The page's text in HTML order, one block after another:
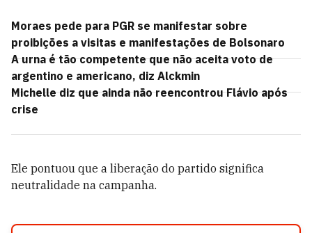
Moraes pede para PGR se manifestar sobre
proibições a visitas e manifestações de Bolsonaro
A urna é tão competente que não aceita voto de
argentino e americano, diz Alckmin
Michelle diz que ainda não reencontrou Flávio após
crise
Ele pontuou que a liberação do partido significa
neutralidade na campanha.